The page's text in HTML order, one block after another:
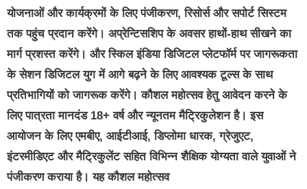
योजनाओं और कार्यक्रमों के लिए पंजीकरण, रिसोर्स और सपोर्ट सिस्टम
तक पहुंच प्रदान करेंगे। अप्रेन्टिसशिप के अवसर हाथों-हाथ सीखने का
मार्ग प्रशस्त करेंगे। और स्किल इंडिया डिजिटल प्लेटफॉर्म पर जागरूकता
के सेशन डिजिटल युग में आगे बढ़ने के लिए आवश्यक टूल्स के साथ
प्रतिभागियों को जागरूक करेंगे। कौशल महोत्सव हेतु आवेदन करने के
लिए पात्रता मानदंड 18+ वर्ष और न्यूनतम मैट्रिकुलेशन है। इस
आयोजन के लिए एमबीए, आईटीआई, डिप्लोमा धारक, ग्रेजुएट,
इंटरमीडिएट और मैट्रिकुलेंट सहित विभिन्न शैक्षिक योग्यता वाले युवाओं ने
पंजीकरण कराया है। यह कौशल महोत्सव